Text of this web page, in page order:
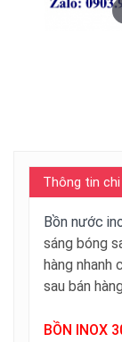
Thông tin
Bồn nước
sáng bóng
hàng
sau bán
BỒN INOX